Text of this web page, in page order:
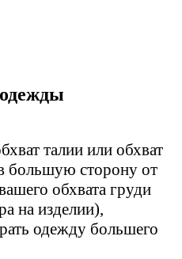
талии или обхват
большую сторону от
обхвата груди
на изделии),
одежду большего